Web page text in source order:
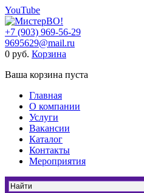
YouTube
+7 (903) 969-56-29
9695629@mail.ru
0 руб. Корзина
Ваша корзина пуста
Главная
О компании
Услуги
Вакансии
Каталог
Контакты
Мероприятия